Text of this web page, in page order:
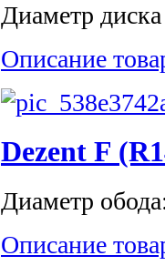
Диаметр
Описание
Dezent F
Диаметр
Описание